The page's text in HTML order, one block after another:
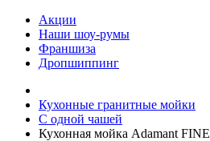
Акции
Наши шоу-румы
Франшиза
Дропшиппинг
Кухонные гранитные мойки
С одной чашей
Кухонная мойка Adamant